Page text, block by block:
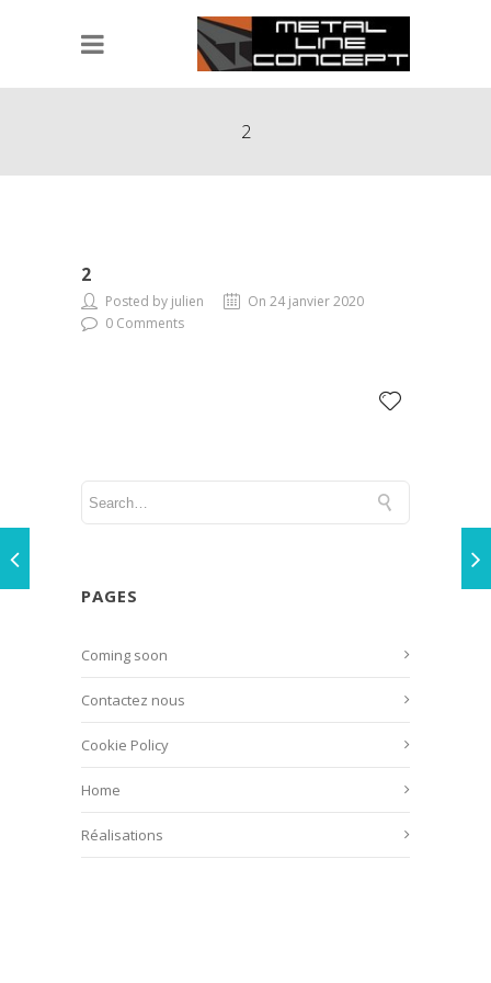
2
2
Posted by julien
On 24 janvier 2020
0 Comments
PAGES
Coming soon
Contactez nous
Cookie Policy
Home
Réalisations